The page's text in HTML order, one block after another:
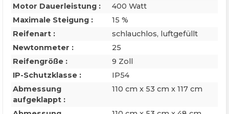
Motor Dauerleistung :
400 Watt
Maximale Steigung :
15 %
Reifenart :
schlauchlos, luftgefüllt
Newtonmeter :
25
Reifengröße :
9 Zoll
IP-Schutzklasse :
IP54
Abmessung
aufgeklappt :
110 cm x 53 cm x 117 cm